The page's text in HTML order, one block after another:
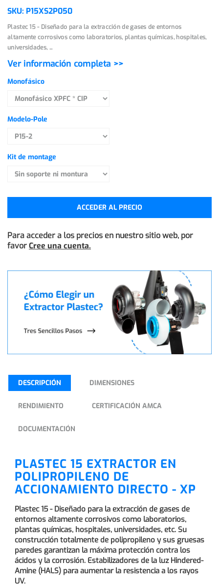
SKU: P15XS2P050
Plastec 15 - Diseñado para la extracción de gases de entornos
altamente corrosivos como laboratorios, plantas químicas, hospitales,
universidades, ...
Ver información completa >>
Monofásico
Modelo-Pole
Kit de montage
ACCEDER AL PRECIO
Para acceder a los precios en nuestro sitio web, por
favorCree una cuenta.
DESCRIPCIÓN DIMENSIONES
RENDIMIENTO CERTIFICACIÓN AMCA
DOCUMENTACIÓN
PLASTEC 15 EXTRACTOR EN
POLIPROPILENO DE
ACCIONAMIENTO DIRECTO - XP
Plastec 15 - Diseñado para la extracción de gases de
entornos altamente corrosivos como laboratorios,
plantas químicas, hospitales, universidades, etc. Su
construcción totalmente de polipropileno y sus gruesas
paredes garantizan la máxima protección contra los
ácidos y la corrosión. Estabilizadores de la luz Hindered-
Amine (HALS) para aumentar la resistencia a los rayos
UV.